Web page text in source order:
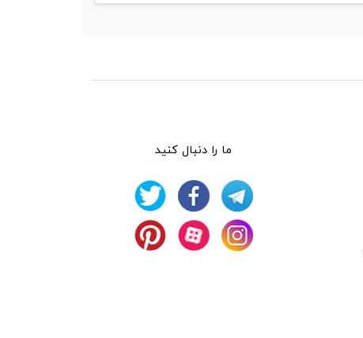
ما را دنبال کنید